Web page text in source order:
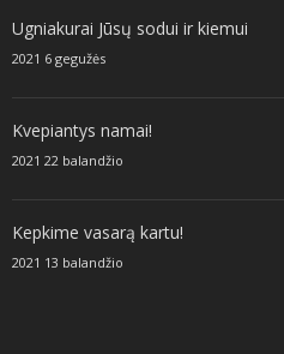
Ugniakurai Jūsų sodui ir kiemui
2021 6 gegužės
Kvepiantys namai!
2021 22 balandžio
Kepkime vasarą kartu!
2021 13 balandžio